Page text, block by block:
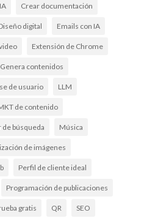
Crear documentación
digital Emails con IA
Extensión de Chrome
Genera contenidos
de usuario LLM
de contenido
de búsqueda Música
de imágenes
Perfil de cliente ideal
Programación de publicaciones
gratis QR SEO